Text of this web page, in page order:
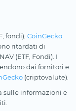
fondi), CoinGecko
ritardati di
(ETF, Fondi). I
dai fornitori e
(criptovalute).
sulle informazioni e